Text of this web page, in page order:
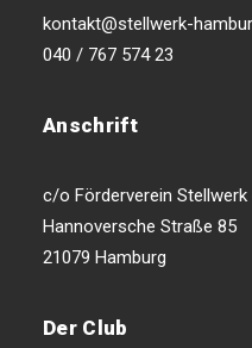
kontakt@stellwerk-
040 / 767 574 23
Anschrift
c/o Förderverein Stellwerk
Hannoversche Straße 85
21079 Hamburg
Der Club